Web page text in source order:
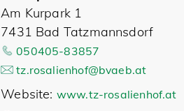
Am Kurpark 1
7431 Bad Tatzmannsdorf
050405-83857
tz.rosalienhof@bvaeb.at
Website: www.tz-rosalienhof.at